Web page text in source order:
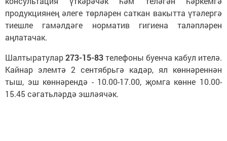
продукциянең әлеге төрләрен саткан вакытта үтәлергә
тиешле гамәлдәге норматив гигиена таләпләрен
аңлатачак.
Шалтыратулар273-15-83телефоны буенча кабул ителә.
Кайнар элемтә 2 сентябрьгә кадәр, ял көннәреннән
тыш, эш көннәрендә - 10.00-17.00, җомга көнне 10.00-
15.45 сәгатьләрдә эшләячәк.